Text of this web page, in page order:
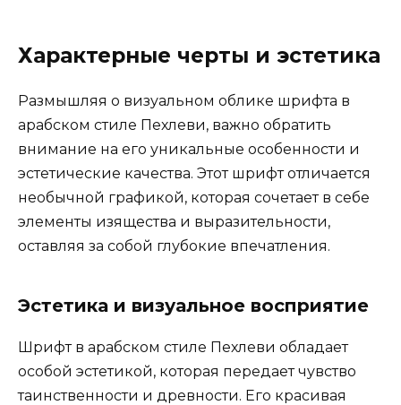
Характерные черты и эстетика
Размышляя о визуальном облике шрифта в
арабском стиле Пехлеви, важно обратить
внимание на его уникальные особенности и
эстетические качества. Этот шрифт отличается
необычной графикой, которая сочетает в себе
элементы изящества и выразительности,
оставляя за собой глубокие впечатления.
Эстетика и визуальное восприятие
Шрифт в арабском стиле Пехлеви обладает
особой эстетикой, которая передает чувство
таинственности и древности. Его красивая